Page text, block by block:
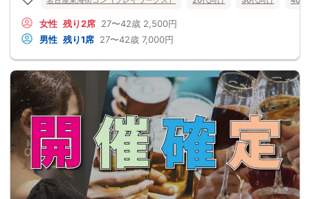
女性 残り2席 27〜42歳 2,500円
男性 残り1席 27〜42歳 7,000円